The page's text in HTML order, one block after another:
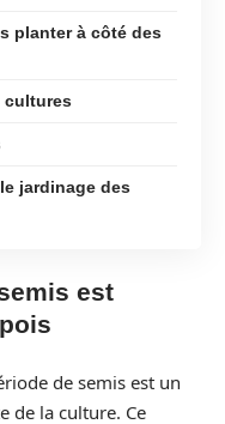
planter à côté des
cultures
jardinage des
est
de semis est un
de la culture. Ce